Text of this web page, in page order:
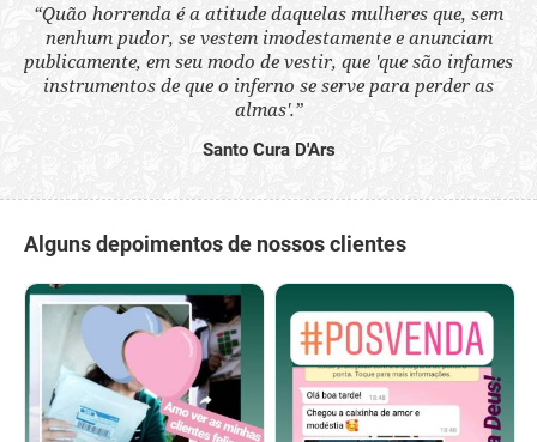
“Quão horrenda é a atitude daquelas mulheres que, sem
nenhum pudor, se vestem imodestamente e anunciam
publicamente, em seu modo de vestir, que 'que são infames
instrumentos de que o inferno se serve para perder as
almas'.”
Santo Cura D'Ars
Alguns depoimentos de nossos clientes